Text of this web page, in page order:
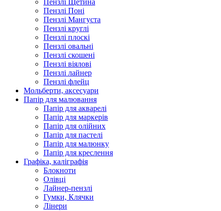
Пензлі Щетина
Пензлі Поні
Пензлі Мангуста
Пензлі круглі
Пензлі плоскі
Пензлі овальні
Пензлі скошені
Пензлі віялові
Пензлі лайнер
Пензлі флейц
Мольберти, аксесуари
Папір для малювання
Папір для акварелі
Папір для маркерів
Папір для олійних
Папір для пастелі
Папір для малюнку
Папір для креслення
Графіка, каліграфія
Блокноти
Олівці
Лайнер-пензлі
Гумки, Клячки
Лінери